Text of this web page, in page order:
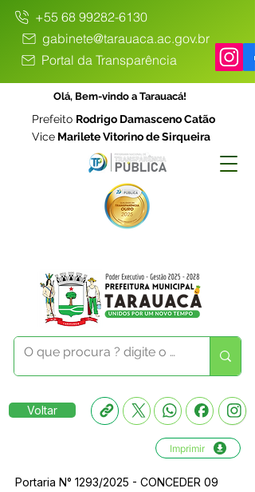
+55 68 99282-6130
gabinete@tarauaca.ac.gov.br
Portal da Transparência
Olá, Bem-vindo a Tarauacá!
Prefeito Rodrigo Damasceno Catão
Vice Marilete Vitorino de Sirqueira
Voltar
Imprimir
Portaria N° 1293/2025 - CONCEDER 09